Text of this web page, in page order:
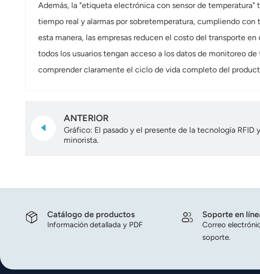
Además, la "etiqueta electrónica con sensor de
tiempo real y alarmas por sobretemperatura, cumpliendo
esta manera, las empresas reducen el costo del transporte
todos los usuarios tengan acceso a los datos de monitoreo
comprender claramente el ciclo de vida completo del
ANTERIOR
Gráfico: El pasado y el presente de la tecnología RFID
minorista.
Catálogo de productos
Información detallada y PDF
Soporte en
Correo
soporte.